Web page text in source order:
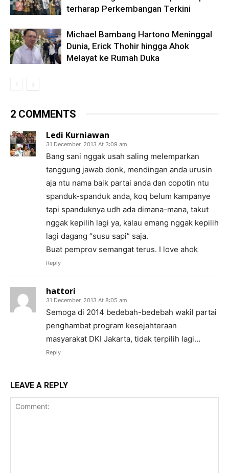
terharap Perkembangan Terkini
Michael Bambang Hartono Meninggal
Dunia, Erick Thohir hingga Ahok
Melayat ke Rumah Duka
2 COMMENTS
Ledi Kurniawan
31 December, 2013 At 3:09 am
Bang sani nggak usah saling melemparkan
tanggung jawab donk, mendingan anda urusin
aja ntu nama baik partai anda dan copotin ntu
spanduk-spanduk anda, koq belum kampanye
tapi spanduknya udh ada dimana-mana, takut
nggak kepilih lagi ya, kalau emang nggak kepilih
lagi dagang “susu sapi” saja.
Buat pemprov semangat terus. I love ahok
Reply
hattori
31 December, 2013 At 8:05 am
Semoga di 2014 bedebah-bedebah wakil partai
penghambat program kesejahteraan
masyarakat DKI Jakarta, tidak terpilih lagi…
Reply
LEAVE A REPLY